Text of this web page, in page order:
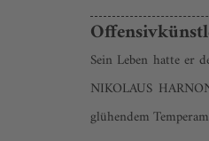
Sein Leben hatte er
NIKOLAUS
glühendem